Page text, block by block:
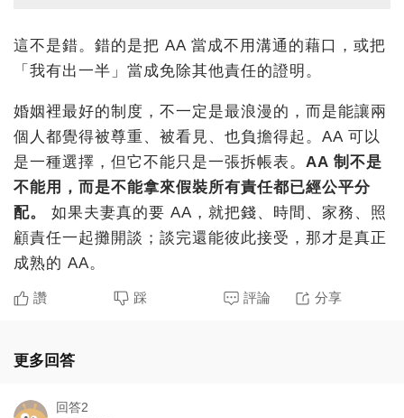
這不是錯。錯的是把 AA 當成不用溝通的藉口，或把
「我有出一半」當成免除其他責任的證明。
婚姻裡最好的制度，不一定是最浪漫的，而是能讓兩
個人都覺得被尊重、被看見、也負擔得起。AA 可以
是一種選擇，但它不能只是一張拆帳表。 AA 制不是
不能用，而是不能拿來假裝所有責任都已經公平分
配。
如果夫妻真的要 AA，就把錢、時間、家務、照
顧責任一起攤開談；談完還能彼此接受，那才是真正
成熟的 AA。
讚 踩 評論 分享
更多回答
回答2